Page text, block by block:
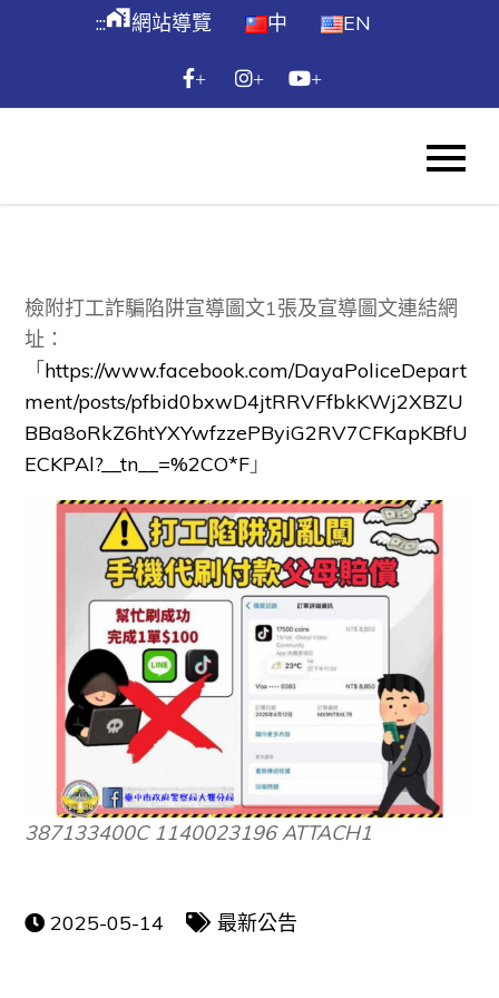
要
Skip
:::maps_home_work網站導覽 中 EN
+ + +
檢附打工詐騙陷阱宣導圖文1張及宣導圖文連結網
址：
「https://www.facebook.com/DayaPoliceDepart
ment/posts/pfbid0bxwD4jtRRVFfbkKWj2XBZU
BBa8oRkZ6htYXYwfzzePByiG2RV7CFKapKBfU
ECKPAl?__tn__=%2CO*F 」
387133400C 1140023196 ATTACH1
2025-05-14 最新公告